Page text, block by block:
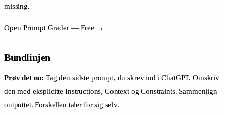
missing.
Open Prompt Grader — Free →
Bundlinjen
Prøv det nu: Tag den sidste prompt, du skrev ind i ChatGPT. Omskriv
den med eksplicitte Instructions, Context og Constraints. Sammenlign
outputtet. Forskellen taler for sig selv.